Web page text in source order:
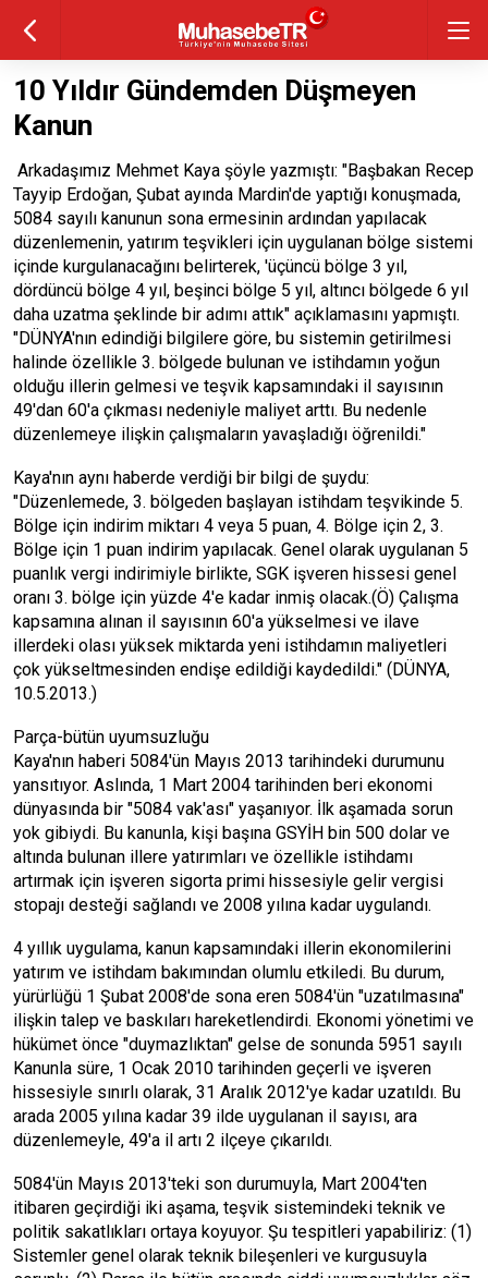
10 Yıldır Gündemden Düşmeyen
Kanun
Arkadaşımız Mehmet Kaya şöyle yazmıştı: "Başbakan Recep
Tayyip Erdoğan, Şubat ayında Mardin'de yaptığı konuşmada,
5084 sayılı kanunun sona ermesinin ardından yapılacak
düzenlemenin, yatırım teşvikleri için uygulanan bölge sistemi
içinde kurgulanacağını belirterek, 'üçüncü bölge 3 yıl,
dördüncü bölge 4 yıl, beşinci bölge 5 yıl, altıncı bölgede 6 yıl
daha uzatma şeklinde bir adımı attık" açıklamasını yapmıştı.
"DÜNYA'nın edindiği bilgilere göre, bu sistemin getirilmesi
halinde özellikle 3. bölgede bulunan ve istihdamın yoğun
olduğu illerin gelmesi ve teşvik kapsamındaki il sayısının
49'dan 60'a çıkması nedeniyle maliyet arttı. Bu nedenle
düzenlemeye ilişkin çalışmaların yavaşladığı öğrenildi."
Kaya'nın aynı haberde verdiği bir bilgi de şuydu:
"Düzenlemede, 3. bölgeden başlayan istihdam teşvikinde 5.
Bölge için indirim miktarı 4 veya 5 puan, 4. Bölge için 2, 3.
Bölge için 1 puan indirim yapılacak. Genel olarak uygulanan 5
puanlık vergi indirimiyle birlikte, SGK işveren hissesi genel
oranı 3. bölge için yüzde 4'e kadar inmiş olacak.(Ö) Çalışma
kapsamına alınan il sayısının 60'a yükselmesi ve ilave
illerdeki olası yüksek miktarda yeni istihdamın maliyetleri
çok yükseltmesinden endişe edildiği kaydedildi." (DÜNYA,
10.5.2013.)
Parça-bütün uyumsuzluğu
Kaya'nın haberi 5084'ün Mayıs 2013 tarihindeki durumunu
yansıtıyor. Aslında, 1 Mart 2004 tarihinden beri ekonomi
dünyasında bir "5084 vak'ası" yaşanıyor. İlk aşamada sorun
yok gibiydi. Bu kanunla, kişi başına GSYİH bin 500 dolar ve
altında bulunan illere yatırımları ve özellikle istihdamı
artırmak için işveren sigorta primi hissesiyle gelir vergisi
stopajı desteği sağlandı ve 2008 yılına kadar uygulandı.
4 yıllık uygulama, kanun kapsamındaki illerin ekonomilerini
yatırım ve istihdam bakımından olumlu etkiledi. Bu durum,
yürürlüğü 1 Şubat 2008'de sona eren 5084'ün "uzatılmasına"
ilişkin talep ve baskıları hareketlendirdi. Ekonomi yönetimi ve
hükümet önce "duymazlıktan" gelse de sonunda 5951 sayılı
Kanunla süre, 1 Ocak 2010 tarihinden geçerli ve işveren
hissesiyle sınırlı olarak, 31 Aralık 2012'ye kadar uzatıldı. Bu
arada 2005 yılına kadar 39 ilde uygulanan il sayısı, ara
düzenlemeyle, 49'a il artı 2 ilçeye çıkarıldı.
5084'ün Mayıs 2013'teki son durumuyla, Mart 2004'ten
itibaren geçirdiği iki aşama, teşvik sistemindeki teknik ve
politik sakatlıkları ortaya koyuyor. Şu tespitleri yapabiliriz: (1)
Sistemler genel olarak teknik bileşenleri ve kurgusuyla